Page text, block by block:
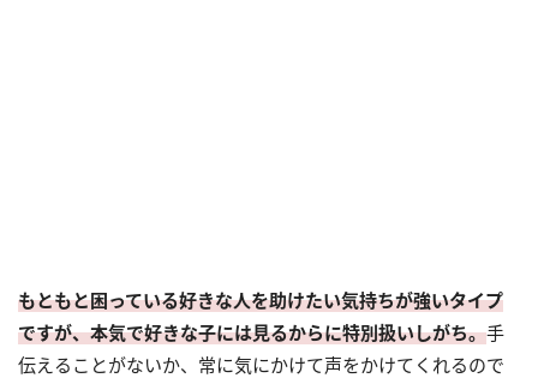
もともと困っている好きな人を助けたい気持ちが強いタイプ
ですが、本気で好きな子には見るからに特別扱いしがち。手
伝えることがないか、常に気にかけて声をかけてくれるので